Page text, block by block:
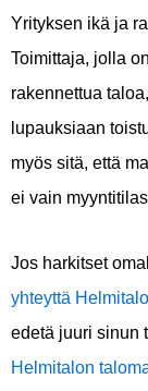
Yrityksen ikä ja
Toimittaja, jolla
rakennettua
lupauksiaan
myös sitä, että
ei vain
Jos harkitset
yhteyttä
edetä juuri sinun
Helmitalon